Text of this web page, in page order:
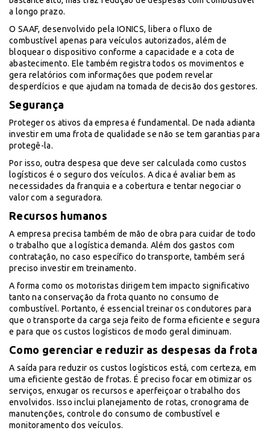
a longo prazo.
O SAAF, desenvolvido pela IONICS, libera o fluxo de
combustível apenas para veículos autorizados, além de
bloquear o dispositivo conforme a capacidade e a cota de
abastecimento. Ele também registra todos os movimentos e
gera relatórios com informações que podem revelar
desperdícios e que ajudam na tomada de decisão dos gestores.
Segurança
Proteger os ativos da empresa é fundamental. De nada adianta
investir em uma frota de qualidade se não se tem garantias para
protegê-la.
Por isso, outra despesa que deve ser calculada como custos
logísticos é o seguro dos veículos. A dica é avaliar bem as
necessidades da franquia e a cobertura e tentar negociar o
valor com a seguradora.
Recursos humanos
A empresa precisa também de mão de obra para cuidar de todo
o trabalho que a logística demanda. Além dos gastos com
contratação, no caso específico do transporte, também será
preciso investir em treinamento.
A forma como os motoristas dirigem tem impacto significativo
tanto na conservação da frota quanto no consumo de
combustível. Portanto, é essencial treinar os condutores para
que o transporte da carga seja feito de forma eficiente e segura
e para que os custos logísticos de modo geral diminuam.
Como gerenciar e reduzir as despesas da frota
A saída para reduzir os custos logísticos está, com certeza, em
uma eficiente gestão de frotas. É preciso focar em otimizar os
serviços, enxugar os recursos e aperfeiçoar o trabalho dos
envolvidos. Isso inclui planejamento de rotas, cronograma de
manutenções, controle do consumo de combustível e
monitoramento dos veículos.